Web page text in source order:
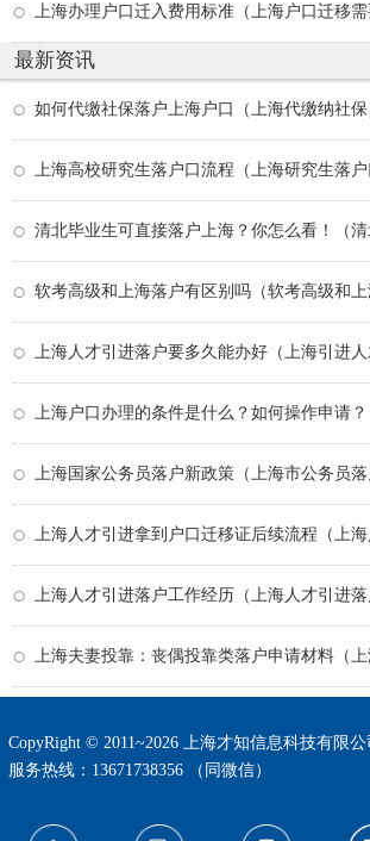
上海办理户口迁入费用标准（上海户口迁移需
最新资讯
如何代缴社保落户上海户口（上海代缴纳社保
上海高校研究生落户口流程（上海研究生落户
上海人才引进落户要多久能办好（上海引进人
上海国家公务员落户新政策（上海市公务员落
上海人才引进落户工作经历（上海人才引进落
CopyRight © 2011~2026 上海才知信息科技有限
服务热线：13671738356 （同微信）